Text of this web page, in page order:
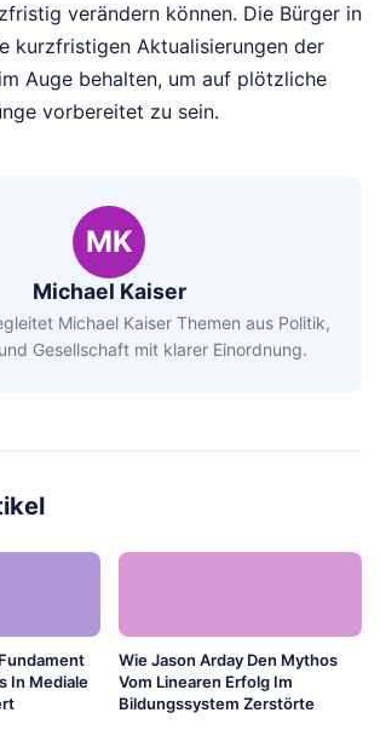
verändern können. Die Bürger in
kurzfristigen Aktualisierungen der
Auge behalten, um auf plötzliche
vorbereitet zu sein.
MK
Michael Kaiser
Michael Kaiser Themen aus Politik,
Gesellschaft mit klarer Einordnung.
In Mediale
Wie Jason Arday Den Mythos
Vom Linearen Erfolg Im
Bildungssystem Zerstörte